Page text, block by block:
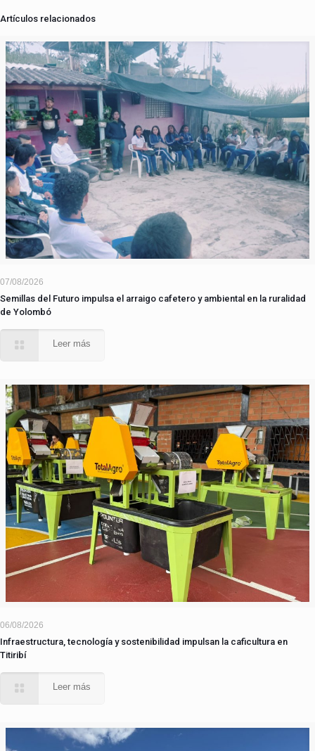
Artículos relacionados
07/08/2026
Semillas del Futuro impulsa el arraigo cafetero y ambiental en la ruralidad
de Yolombó
Leer más
06/08/2026
Infraestructura, tecnología y sostenibilidad impulsan la caficultura en
Titiribí
Leer más